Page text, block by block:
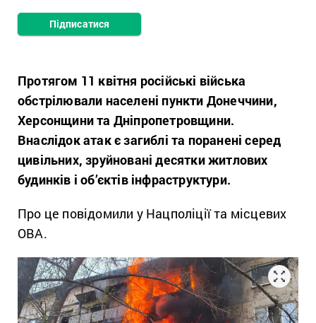
Підписатися
Протягом 11 квітня російські війська
обстрілювали населені пункти Донеччини,
Херсонщини та Дніпропетровщини.
Внаслідок атак є загиблі та поранені серед
цивільних, зруйновані десятки житлових
будинків і об’єктів інфраструктури.
Про це повідомили у Нацполіції та місцевих
ОВА.